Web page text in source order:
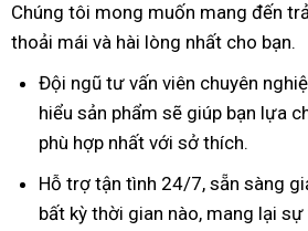
Chúng tôi mong muốn mang đến
thoải mái và hài lòng nhất cho bạn.
Đội ngũ tư vấn viên chuyên
hiểu sản phẩm sẽ giúp bạn lựa
phù hợp nhất với sở thích.
Hỗ trợ tận tình 24/7, sẵn sàng
bất kỳ thời gian nào, mang lại